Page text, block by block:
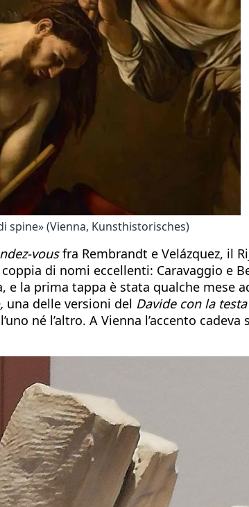
spine» (Vienna, Kunsthistorisches)
vousfra Rembrandt e Velázquez, il
di nomi eccellenti: Caravaggio e
e la prima tappa è stata qualche
una delle versioni del Davide con la
né l’altro. A Vienna l’accento